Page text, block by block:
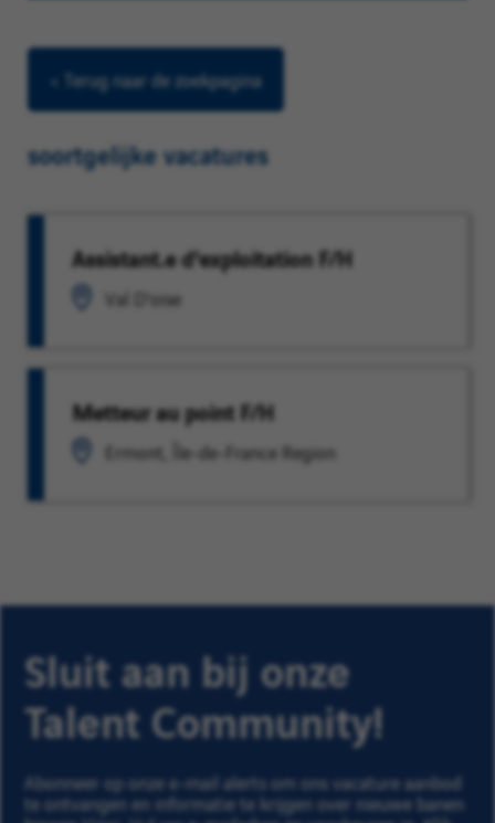
< Terug naar de zoekpagina
soortgelijke vacatures
Assistant.e d'exploitation F/H
Val D'oise
Metteur au point F/H
Ermont, Île-de-France Region
Sluit aan bij onze
Talent Community!
Abonneer op onze e-mail alerts om ons vacature aanbod
te ontvangen en informatie te krijgen over nieuwe banen